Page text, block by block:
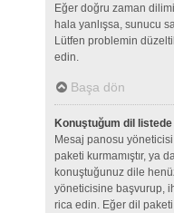
Eğer doğru zaman
hala yanlışsa, sunucu
Lütfen problemin
edin.
Başa dön
Konuştuğum dil
Mesaj panosu
paketi kurmamıştır, ya
konuştuğunuz dile
yöneticisine başvurup,
rica edin. Eğer dil